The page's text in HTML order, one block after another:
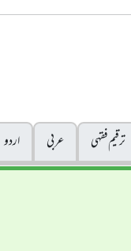
ترقيم فقہی عربی
اردو